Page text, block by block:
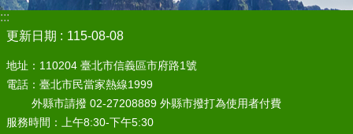
:::
更新日期
115-08-08
地址：110204 臺北市信義區市府路1號
電話：臺北市民當家熱線1999
外縣市請撥 02-27208889 外縣市撥打為使用者付費
服務時間：上午8:30-下午5:30